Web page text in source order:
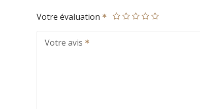
Votre évaluation
Votre avis